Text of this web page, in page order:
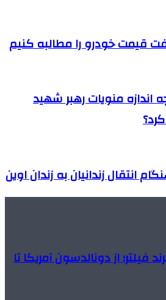
قیمت خودرو را مطالبه کنیم
اندازه منویات رهبر شهید
انتقال زندانیان به زندان اوین
فیلتر؛ از دونالدسون آمریکا تا